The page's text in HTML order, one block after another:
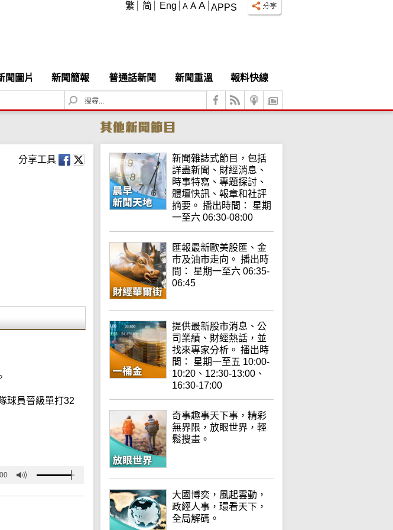
APPS
A A A
繁 简 Eng
聞圖片 新聞簡報 普通話新聞 新聞重溫
報料快線
S
e
c
h
分享工具
球員晉級單打32
新聞雜誌式節目，包括
詳盡新聞、財經消息、
時事特寫、專題探討、
體壇快訊、報章和社評
摘要。 播出時間： 星期
一至六 06:30-08:00
匯報最新歐美股匯、金
市及油市走向。 播出時
間： 星期一至六 06:35-
06:45
提供最新股市消息、公
司業績、財經熱話，並
找來專家分析。 播出時
間： 星期一至五 10:00-
10:20、12:30-13:00、
16:30-17:00
奇事趣事天下事，精彩
無界限，放眼世界，輕
鬆搜畫。
大國博奕，風起雲動，
政經人事，環看天下，
全局解碼。